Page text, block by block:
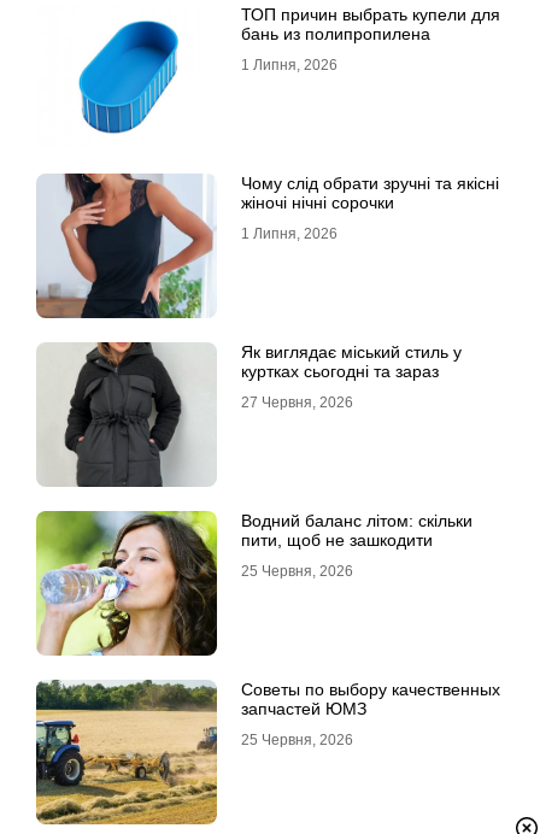
ТОП причин выбрать купели для
бань из полипропилена
1 Липня, 2026
Чому слід обрати зручні та якісні
жіночі нічні сорочки
1 Липня, 2026
Як виглядає міський стиль у
куртках сьогодні та зараз
27 Червня, 2026
Водний баланс літом: скільки
пити, щоб не зашкодити
25 Червня, 2026
Советы по выбору качественных
запчастей ЮМЗ
25 Червня, 2026